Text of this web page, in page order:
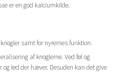
er en god kalciumkilde.
samt for nyrernes funktion.
af knoglerne. Ved føl og
led der hæver. Desuden kan det give